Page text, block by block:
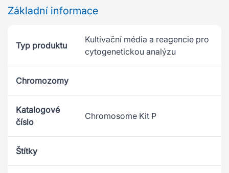
Základní informace
Typ produktu
Kultivační média a reagencie pro
cytogenetickou analýzu
Chromozomy
Katalogové
číslo
Chromosome Kit P
Štítky